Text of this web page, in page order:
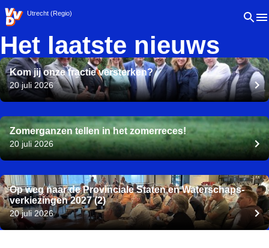
VVD.nl - Ga naar de homepage
Utrecht (Regio) Open
Het laatste nieuws
Kom jij onze fractie versterken?
20 juli 2026
Zomerganzen tellen in het zomerreces!
20 juli 2026
Op weg naar de Provinciale Staten en Waterschaps-
verkiezingen 2027 (2)
20 juli 2026